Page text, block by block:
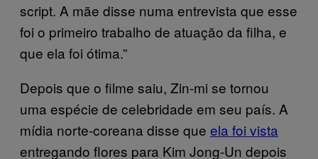
script. A mãe disse numa entrevista que esse
foi o primeiro trabalho de atuação da filha, e
que ela foi ótima.”
Depois que o filme saiu, Zin-mi se tornou
uma espécie de celebridade em seu país. A
mídia norte-coreana disse que ela foi vista
entregando flores para Kim Jong-Un depois